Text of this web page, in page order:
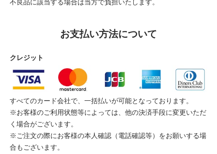
不良品に該当する場合は当方で負担いたします。
お支払い方法について
クレジット
すべてのカード会社で、一括払いが可能となっております。
※お客様のご利用状態等によっては、他の決済手段に変更いただ
く場合がございます。
※ご注文の際にお客様の本人確認（電話確認等）をお願いする場
合もございます。